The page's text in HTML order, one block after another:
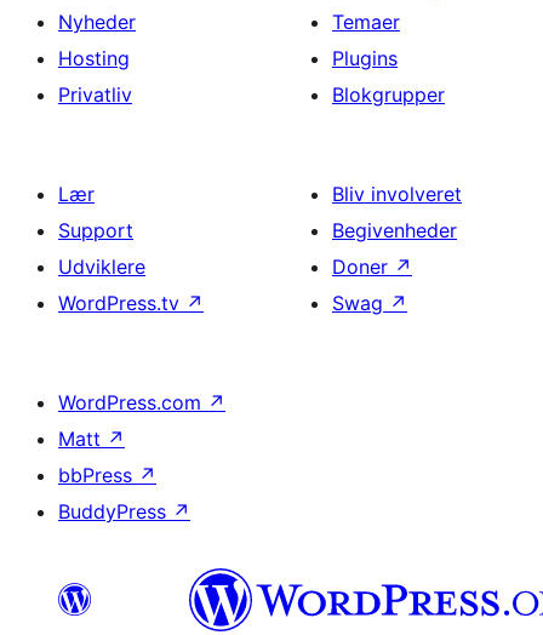
Nyheder
Hosting
Privatliv
Temaer
Plugins
Blokgrupper
Lær
Support
Udviklere
WordPress.tv ↗
Bliv involveret
Begivenheder
Doner ↗
Swag ↗
WordPress.com ↗
Matt ↗
bbPress ↗
BuddyPress ↗